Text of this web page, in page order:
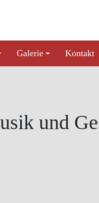
Galerie Kontakt
und